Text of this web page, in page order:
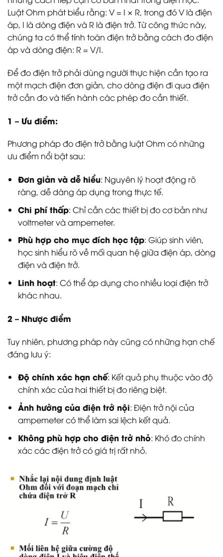
Luật Ohm phát biểu rằng: V = I × R, trong đó V là điện
áp, I là dòng điện và R là điện trở. Từ công thức này,
chúng ta có thể tính toán điện trở bằng cách đo điện
áp và dòng điện: R = V/I.
Để đo điện trở phải dùng người thực hiện cần tạo ra
một mạch điện đơn giản, cho dòng điện đi qua điện
trở cần đo và tiến hành các phép đo cần thiết.
1 – Ưu điểm:
Phương pháp đo điện trở bằng luật Ohm có những
ưu điểm nổi bật sau:
Đơn giản và dễ hiểu: Nguyên lý hoạt động rõ
ràng, dễ dàng áp dụng trong thực tế.
Chi phí thấp: Chỉ cần các thiết bị đo cơ bản như
voltmeter và ampemeter.
Phù hợp cho mục đích học tập: Giúp sinh viên,
học sinh hiểu rõ về mối quan hệ giữa điện áp, dòng
điện và điện trở.
Linh hoạt: Có thể áp dụng cho nhiều loại điện trở
khác nhau.
2 – Nhược điểm
Tuy nhiên, phương pháp này cũng có những hạn chế
đáng lưu ý:
Độ chính xác hạn chế: Kết quả phụ thuộc vào độ
chính xác của hai thiết bị đo riêng biệt.
Ảnh hưởng của điện trở nội: Điện trở nội của
ampemeter có thể làm sai lệch kết quả.
Không phù hợp cho điện trở nhỏ: Khó đo chính
xác các điện trở có giá trị rất nhỏ.